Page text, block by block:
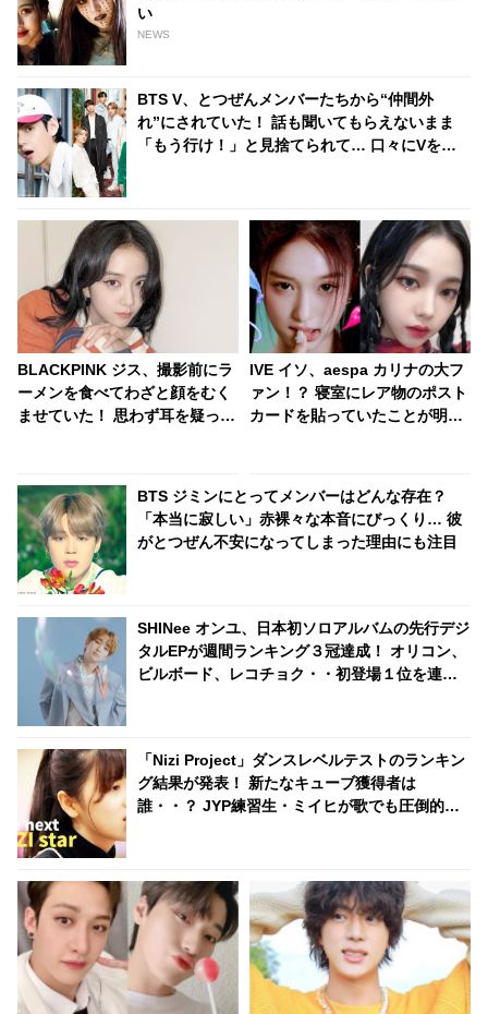
い
NEWS
BTS V、とつぜんメンバーたちから“仲間外
れ”にされていた！ 話も聞いてもらえないまま
「もう行け！」と見捨てられて… 口々にVをバ
BLACKPINK ジス、撮影前にラ
ーメンを食べてわざと顔をむく
ませていた！ 思わず耳を疑って
こその悩みにネチズンも仰天
IVE イソ、aespa カリナの大フ
ァン！？ 寝室にレア物のポスト
カードを貼っていたことが明ら
BTS ジミンにとってメンバーはどんな存在？
「本当に寂しい」赤裸々な本音にびっくり… 彼
がとつぜん不安になってしまった理由にも注目
SHINee オンユ、日本初ソロアルバムの先行デジ
タルEPが週間ランキング３冠達成！ オリコン、
ビルボード、レコチョク・・初登場１位を連発
「Nizi Project」ダンスレベルテストのランキン
グ結果が発表！ 新たなキューブ獲得者は
誰・・？ JYP練習生・ミイヒが歌でも圧倒的な